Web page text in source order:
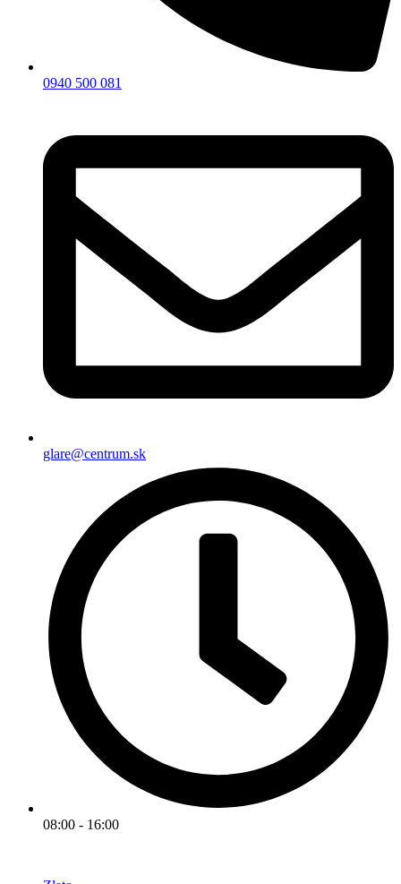
0940 500 081
glare@centrum.sk
08:00 - 16:00